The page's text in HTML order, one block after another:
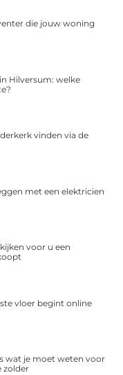
die jouw woning
Hilversum: welke
vinden via de
met een elektricien
voor u een
vloer begint online
wat je moet weten voor
zolder